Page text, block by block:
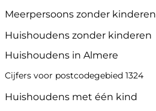
Meerpersoons zonder kinderen
Huishoudens zonder kinderen
Huishoudens in Almere
Cijfers voor postcodegebied 1324
Huishoudens met één kind